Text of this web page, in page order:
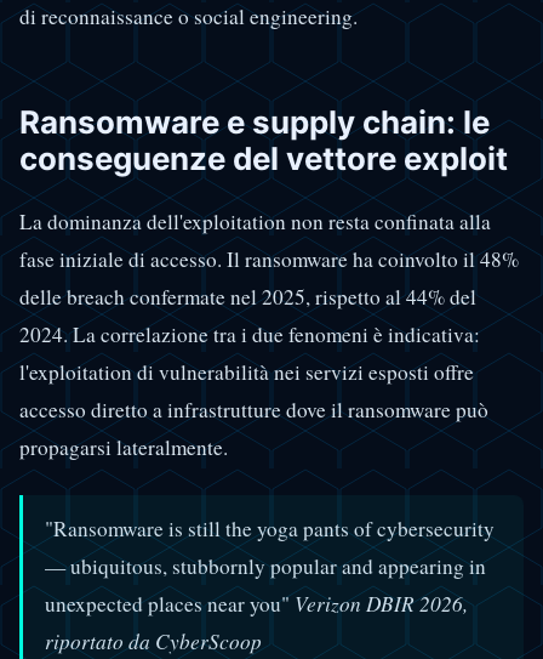
di reconnaissance o social engineering.
Ransomware e supply chain: le
conseguenze del vettore exploit
La dominanza dell'exploitation non resta confinata alla
fase iniziale di accesso. Il ransomware ha coinvolto il 48%
delle breach confermate nel 2025, rispetto al 44% del
2024. La correlazione tra i due fenomeni è indicativa:
l'exploitation di vulnerabilità nei servizi esposti offre
accesso diretto a infrastrutture dove il ransomware può
propagarsi lateralmente.
"Ransomware is still the yoga pants of cybersecurity
— ubiquitous, stubbornly popular and appearing in
unexpected places near you"Verizon DBIR 2026,
riportato da CyberScoop